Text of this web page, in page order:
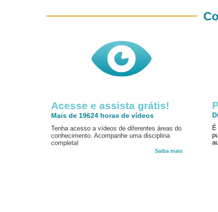
Acesse e assista grátis!
Mais de 19624 horas de vídeos
Tenha acesso a vídeos de diferentes áreas do
conhecimento. Acompanhe uma disciplina
completa!
Saiba mais